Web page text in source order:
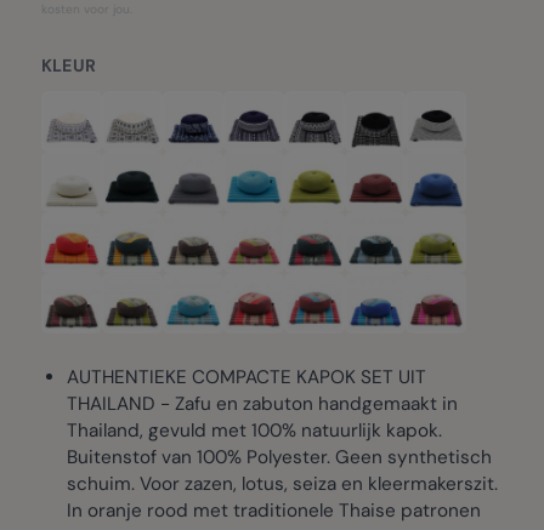
kosten voor jou.
KLEUR
AUTHENTIEKE COMPACTE KAPOK SET UIT
THAILAND - Zafu en zabuton handgemaakt in
Thailand, gevuld met 100% natuurlijk kapok.
Buitenstof van 100% Polyester. Geen synthetisch
schuim. Voor zazen, lotus, seiza en kleermakerszit.
In oranje rood met traditionele Thaise patronen